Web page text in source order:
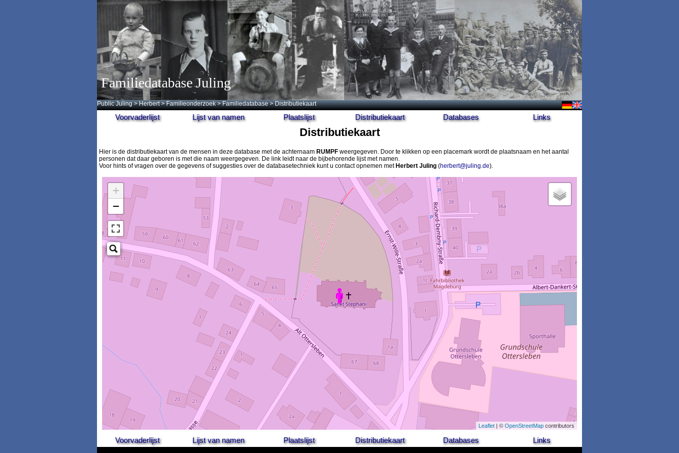
Familiedatabase Juling
Public Juling >Herbert >Familieonderzoek >Familiedatabase > Distributiekaart
Voorvaderlijst Lijst van namen Plaatslijst Distributiekaart Databases Links
Distributiekaart
Hier is de distributiekaart van de mensen in deze database met de achternaam RUMPF weergegeven. Door te klikken op een placemark wordt de plaatsnaam en het aantal
personen dat daar geboren is met die naam weergegeven. De link leidt naar de bijbehorende lijst met namen.
Voor hints of vragen over de gegevens of suggesties over de databasetechniek kunt u contact opnemen met Herbert Juling (herbert@juling.de).
+
−
Leaflet | © OpenStreetMap contributors
Voorvaderlijst Lijst van namen Plaatslijst Distributiekaart Databases Links